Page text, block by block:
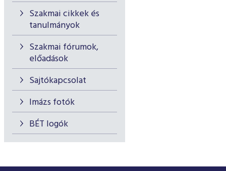
Szakmai cikkek és
tanulmányok
Szakmai fórumok,
előadások
Sajtókapcsolat
Imázs fotók
BÉT logók